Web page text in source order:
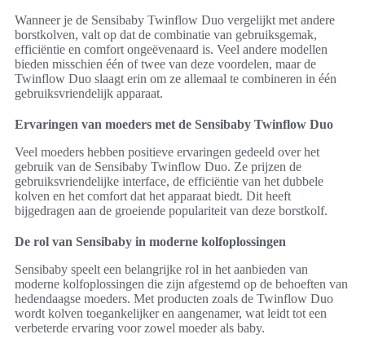
Wanneer je de Sensibaby Twinflow Duo vergelijkt met andere
borstkolven, valt op dat de combinatie van gebruiksgemak,
efficiëntie en comfort ongeëvenaard is. Veel andere modellen
bieden misschien één of twee van deze voordelen, maar de
Twinflow Duo slaagt erin om ze allemaal te combineren in één
gebruiksvriendelijk apparaat.
Ervaringen van moeders met de Sensibaby Twinflow Duo
Veel moeders hebben positieve ervaringen gedeeld over het
gebruik van de Sensibaby Twinflow Duo. Ze prijzen de
gebruiksvriendelijke interface, de efficiëntie van het dubbele
kolven en het comfort dat het apparaat biedt. Dit heeft
bijgedragen aan de groeiende populariteit van deze borstkolf.
De rol van Sensibaby in moderne kolfoplossingen
Sensibaby speelt een belangrijke rol in het aanbieden van
moderne kolfoplossingen die zijn afgestemd op de behoeften van
hedendaagse moeders. Met producten zoals de Twinflow Duo
wordt kolven toegankelijker en aangenamer, wat leidt tot een
verbeterde ervaring voor zowel moeder als baby.